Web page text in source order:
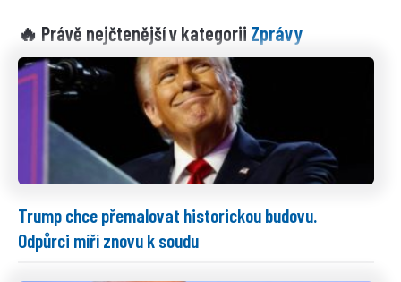
🔥 Právě nejčtenější v kategorii Zprávy
Trump chce přemalovat historickou budovu.
Odpůrci míří znovu k soudu